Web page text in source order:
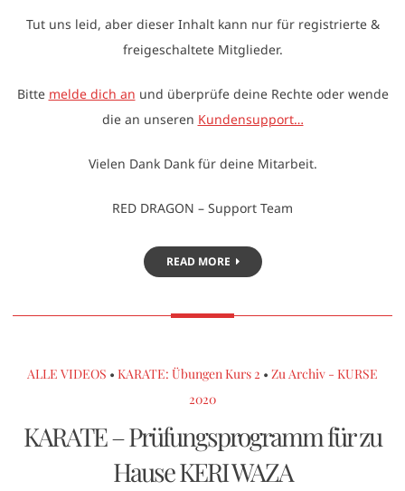
Tut uns leid, aber dieser Inhalt kann nur für registrierte &
freigeschaltete Mitglieder.
Bitte melde dich an und überprüfe deine Rechte oder wende
die an unseren Kundensupport…
Vielen Dank Dank für deine Mitarbeit.
RED DRAGON – Support Team
READ MORE
ALLE VIDEOS • KARATE: Übungen Kurs 2 • Zu Archiv - KURSE
2020
KARATE – Prüfungsprogramm für zu
Hause KERI WAZA